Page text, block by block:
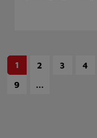
1 2 3 4
9
…